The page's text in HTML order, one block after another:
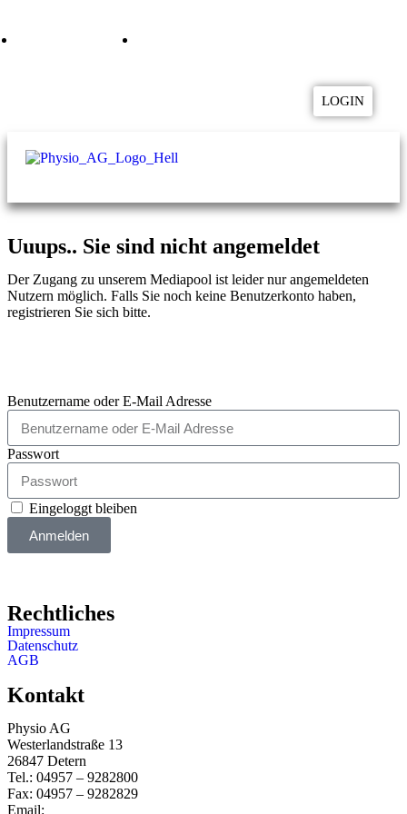
04957 9282800
LOGIN
Uuups.. Sie sind nicht angemeldet
Der Zugang zu unserem Mediapool ist leider nur angemeldeten
Nutzern möglich. Falls Sie noch keine Benutzerkonto haben,
registrieren Sie sich bitte.
Benutzername oder E-Mail Adresse
Passwort
Eingeloggt bleiben
Anmelden
Rechtliches
Impressum
Datenschutz
AGB
Kontakt
Physio AG
Westerlandstraße 13
26847 Detern
Tel.: 04957 – 9282800
Fax: 04957 – 9282829
Email: